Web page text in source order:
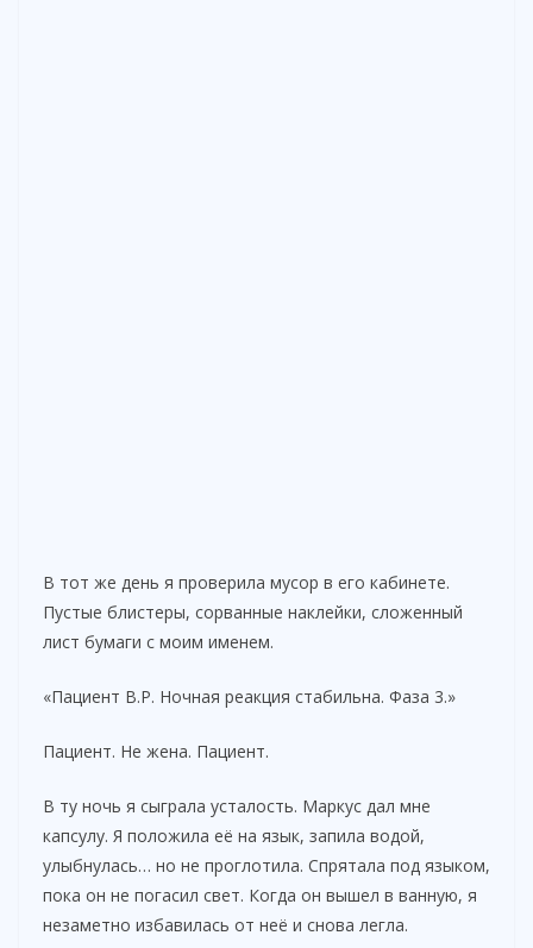
В тот же день я проверила мусор в его кабинете.
Пустые блистеры, сорванные наклейки, сложенный
лист бумаги с моим именем.
«Пациент В.Р. Ночная реакция стабильна. Фаза 3.»
Пациент. Не жена. Пациент.
В ту ночь я сыграла усталость. Маркус дал мне
капсулу. Я положила её на язык, запила водой,
улыбнулась… но не проглотила. Спрятала под языком,
пока он не погасил свет. Когда он вышел в ванную, я
незаметно избавилась от неё и снова легла.